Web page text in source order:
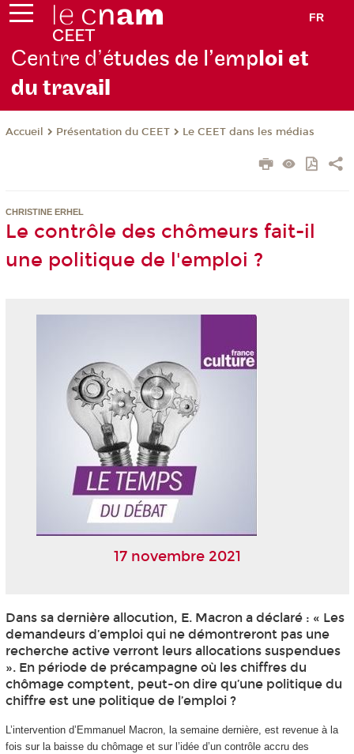
FR
Centre d’études de l’emploi et
du travail
Accueil Présentation du CEET Le CEET dans les médias
CHRISTINE ERHEL
Le contrôle des chômeurs fait-il
une politique de l'emploi ?
17 novembre 2021
Dans sa dernière allocution, E. Macron a déclaré : « Les
demandeurs d’emploi qui ne démontreront pas une
recherche active verront leurs allocations suspendues
». En période de précampagne où les chiffres du
chômage comptent, peut-on dire qu’une politique du
chiffre est une politique de l’emploi ?
L’intervention d’Emmanuel Macron, la semaine dernière, est revenue à la
fois sur la baisse du chômage et sur l’idée d’un contrôle accru des